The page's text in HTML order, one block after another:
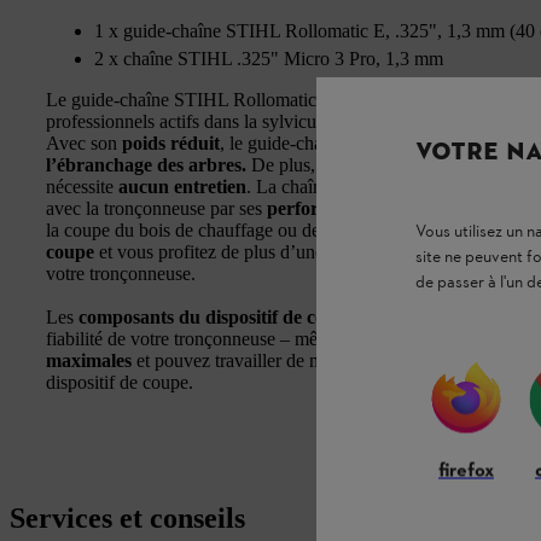
1 x guide-chaîne STIHL Rollomatic E, .325", 1,3 mm (40
2 x chaîne STIHL .325" Micro 3 Pro, 1,3 mm
Le guide-chaîne STIHL Rollomatic E, .325" à faible tendance au
professionnels actifs dans la sylviculture, l’agriculture et
Avec son poids réduit, le guide-chaîne vous soulage lors du
l’ébranchage des arbres. De plus, grâce aux roulements
nécessite aucun entretien. La chaîne à dents semi-douces
avec la tronçonneuse par ses performances de coupe accrues
la coupe du bois de chauffage ou de l’entretien de jeunes
coupe et vous profitez de plus d’une faible tendance au
votre tronçonneuse.
Les composants du dispositif de coupe sont parfaitement
fiabilité de votre tronçonneuse – même lors d’utilisations de
maximales et pouvez travailler de manière fiable et
dispositif de coupe.
Services et conseils
VOTRE
Vous utilisez un
site ne peuvent
de passer à l'un
firefox